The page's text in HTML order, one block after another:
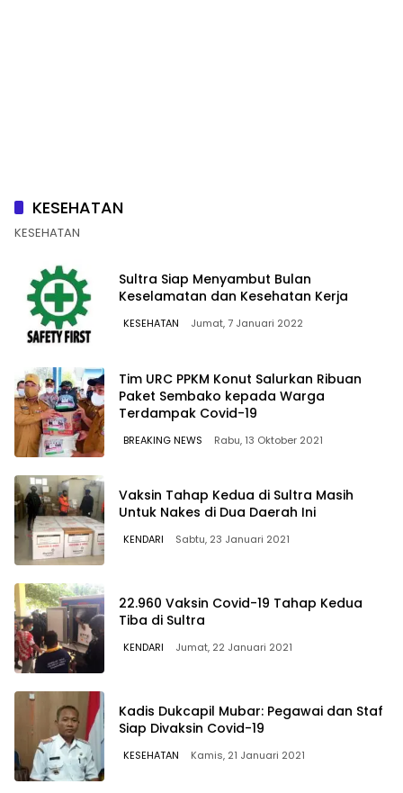
KESEHATAN
KESEHATAN
Sultra Siap Menyambut Bulan
Keselamatan dan Kesehatan Kerja
KESEHATAN Jumat, 7 Januari 2022
Tim URC PPKM Konut Salurkan Ribuan
Paket Sembako kepada Warga
Terdampak Covid-19
BREAKING NEWS Rabu, 13 Oktober 2021
Vaksin Tahap Kedua di Sultra Masih
Untuk Nakes di Dua Daerah Ini
KENDARI Sabtu, 23 Januari 2021
22.960 Vaksin Covid-19 Tahap Kedua
Tiba di Sultra
KENDARI Jumat, 22 Januari 2021
Kadis Dukcapil Mubar: Pegawai dan Staf
Siap Divaksin Covid-19
KESEHATAN Kamis, 21 Januari 2021